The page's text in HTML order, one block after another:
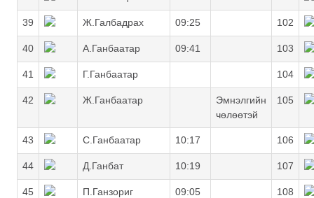
39 Ж.Галбадрах 09:25 102
40 А.Ганбаатар 09:41 103
41 Г.Ганбаатар 104
42 Ж.Ганбаатар
Эмнэлгийн
чөлөөтэй
105
43 С.Ганбаатар 10:17 106
44 Д.Ганбат 10:19 107
45 П.Ганзориг 09:05 108